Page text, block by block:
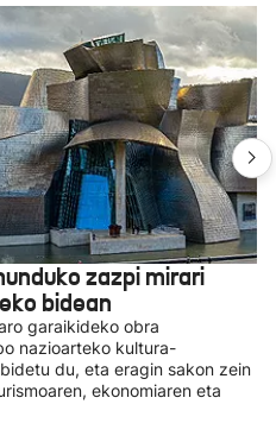
zazpi mirari
bidean
garaikideko obra
nazioarteko kultura-
du, eta eragin sakon zein
ekonomiaren eta